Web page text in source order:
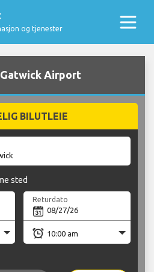
og tjenester
Airport
BILUTLEIE
sted
Returdato